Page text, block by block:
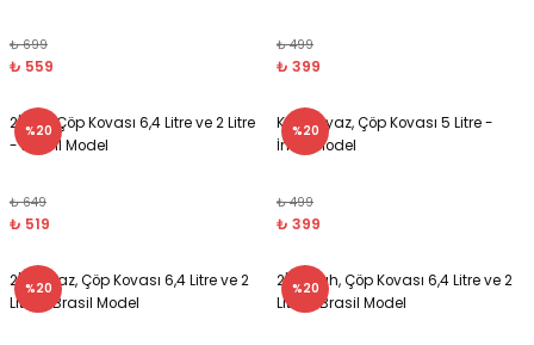
₺ 699
₺ 559
₺ 499
₺ 399
%20
2'li Gri, Çöp Kovası 6,4 Litre ve 2 Litre
- Brasil Model
₺ 649
₺ 519
%20
Kırık Beyaz, Çöp Kovası 5 Litre -
İnca Model
₺ 499
₺ 399
%20
2'li Beyaz, Çöp Kovası 6,4 Litre ve 2
Litre - Brasil Model
%20
2'li Siyah, Çöp Kovası 6,4 Litre ve 2
Litre - Brasil Model